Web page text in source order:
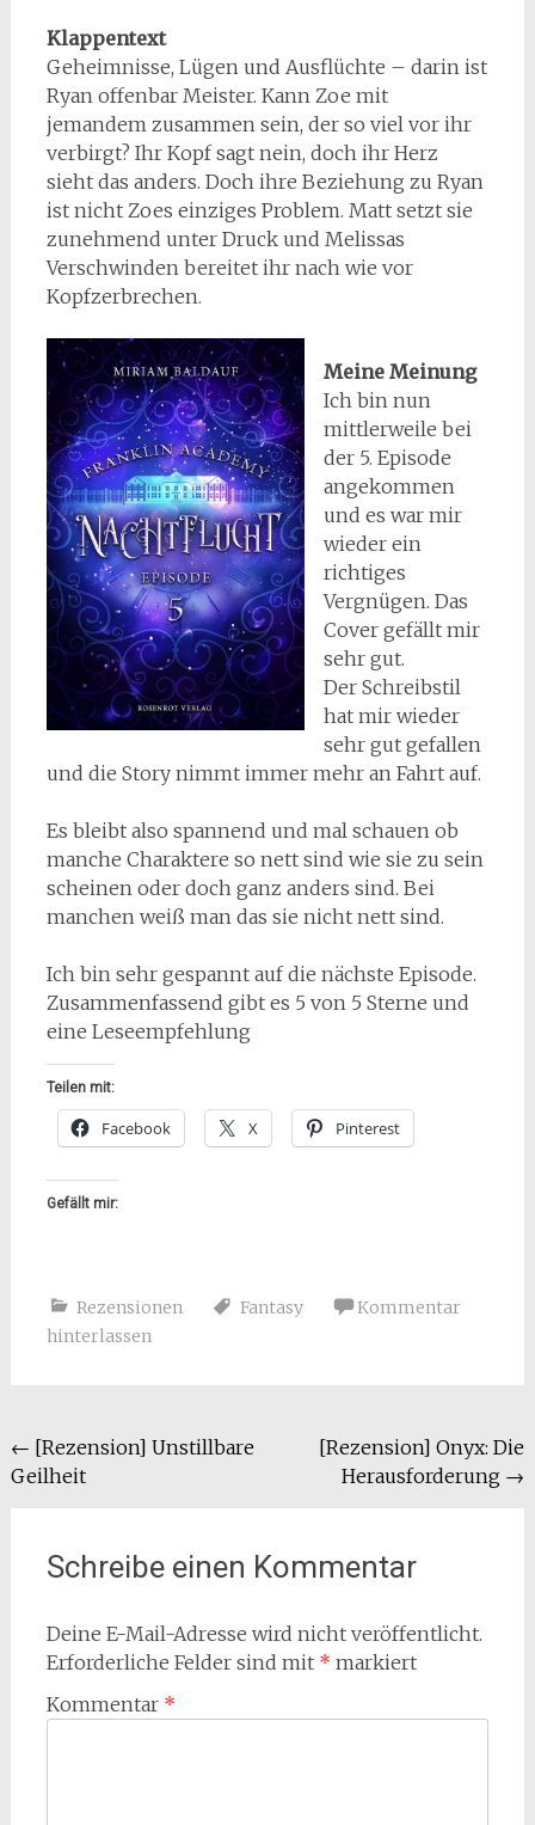
Klappentext
Geheimnisse, Lügen und Ausflüchte – darin ist
Ryan offenbar Meister. Kann Zoe mit
jemandem zusammen sein, der so viel vor ihr
verbirgt? Ihr Kopf sagt nein, doch ihr Herz
sieht das anders. Doch ihre Beziehung zu Ryan
ist nicht Zoes einziges Problem. Matt setzt sie
zunehmend unter Druck und Melissas
Verschwinden bereitet ihr nach wie vor
Kopfzerbrechen.
Meine Meinung
Ich bin nun
mittlerweile bei
der 5. Episode
angekommen
und es war mir
wieder ein
richtiges
Vergnügen. Das
Cover gefällt mir
sehr gut.
Der Schreibstil
hat mir wieder
sehr gut gefallen
und die Story nimmt immer mehr an Fahrt auf.
Es bleibt also spannend und mal schauen ob
manche Charaktere so nett sind wie sie zu sein
scheinen oder doch ganz anders sind. Bei
manchen weiß man das sie nicht nett sind.
Ich bin sehr gespannt auf die nächste Episode.
Zusammenfassend gibt es 5 von 5 Sterne und
eine Leseempfehlung
Teilen mit:
Facebook X Pinterest
Gefällt mir:
Rezensionen Fantasy
Kommentar
hinterlassen
Beitragsnavigation
← [Rezension] Unstillbare
Geilheit
[Rezension] Onyx: Die
Herausforderung →
Schreibe einen Kommentar
Deine E-Mail-Adresse wird nicht veröffentlicht.
Erforderliche Felder sind mit * markiert
Kommentar *